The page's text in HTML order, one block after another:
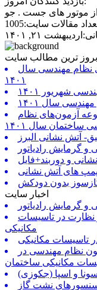
مقالات سایت:1005
۲۱, ۱۴۰۱
بروز ترین مطالب سایت
نظام مهندسی سال
۱۴۰۱
شهریور ۱۴۰۱
سال ۱۴۰۱
آزمون‌های نظام
ساختمان سال ۱۴۰۱
آتش نشانی البرز
گرمایش رادیاتور
گازسوز بدون دودکش
اخبار سایت
گرمایش رادیاتور
در تاسیسات
مکانیکی
تاسیسات مکانیکی
نظام مهندسی در
مکانیکی ساختمان
و اسپا (جکوزی)
نشت گاز